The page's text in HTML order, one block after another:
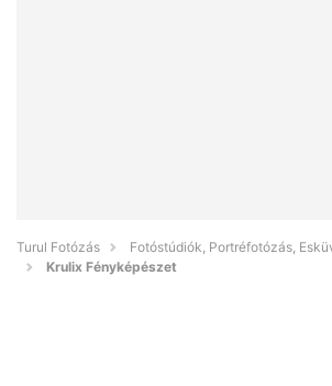
Turul Fotózás
Fotóstúdiók, Portréfotózás,
Krulix Fényképészet